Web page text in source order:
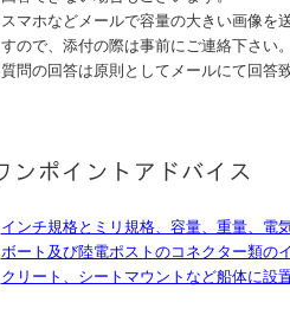
スマホなどメールで容量の大きい画像を
すので、添付の際は事前にご連絡下さい
質問の回答は原則としてメールにて回答
インチ規格とミリ規格、容量、重量、電
ボート及び陸電ポストのコネクター類の
クリート、シートマウントなど船体に設